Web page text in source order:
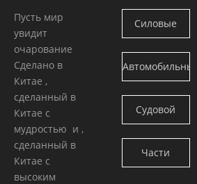
Пусть мир
увидит
очарование
Сделано в
Китае ,
сделанный в
Китае с
мудростью и ,
сделанный в
Китае с
высоким
двигатель
Камминс
Силовые
блоки
Камминс
Автомобильный
двигатель
Камминс
Судовой
двигатель
Камминс
Части